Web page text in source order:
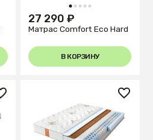
1 2 3 4 5
27 290 ₽
Матрас Comfort Eco Hard
В КОРЗИНУ